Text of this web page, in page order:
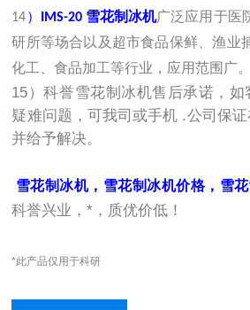
14 ） IMS-20 雪花制冰机广泛应用于医
研所等场合以及超市食品保鲜、渔业
化工、食品加工等行业，应用范围广。
15 ）科誉雪花制冰机售后承诺，
疑难问题，可我司或手机 .公司保证
并给予解决。
雪花制冰机，雪花制冰机价格，雪
科誉兴业，*，质优价低！
*此产品仅用于科研